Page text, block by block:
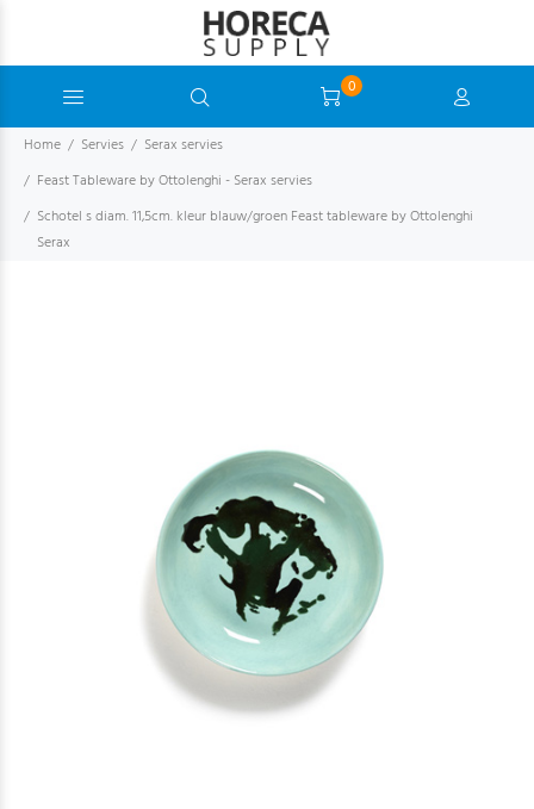
0
Home Servies
Serax servies
Feast Tableware by Ottolenghi - Serax servies
Schotel s diam. 11,5cm. kleur blauw/groen Feast tableware by Ottolenghi
Serax